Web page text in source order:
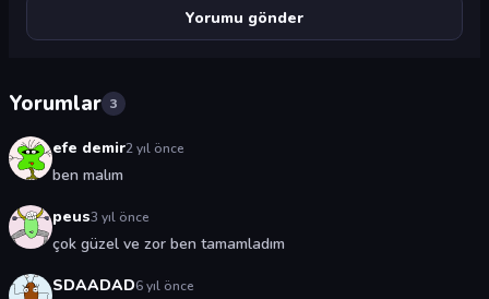
Yorumlar 3
efe demir2 yıl önce
ben malım
peus3 yıl önce
çok güzel ve zor ben tamamladım
SDAADAD6 yıl önce